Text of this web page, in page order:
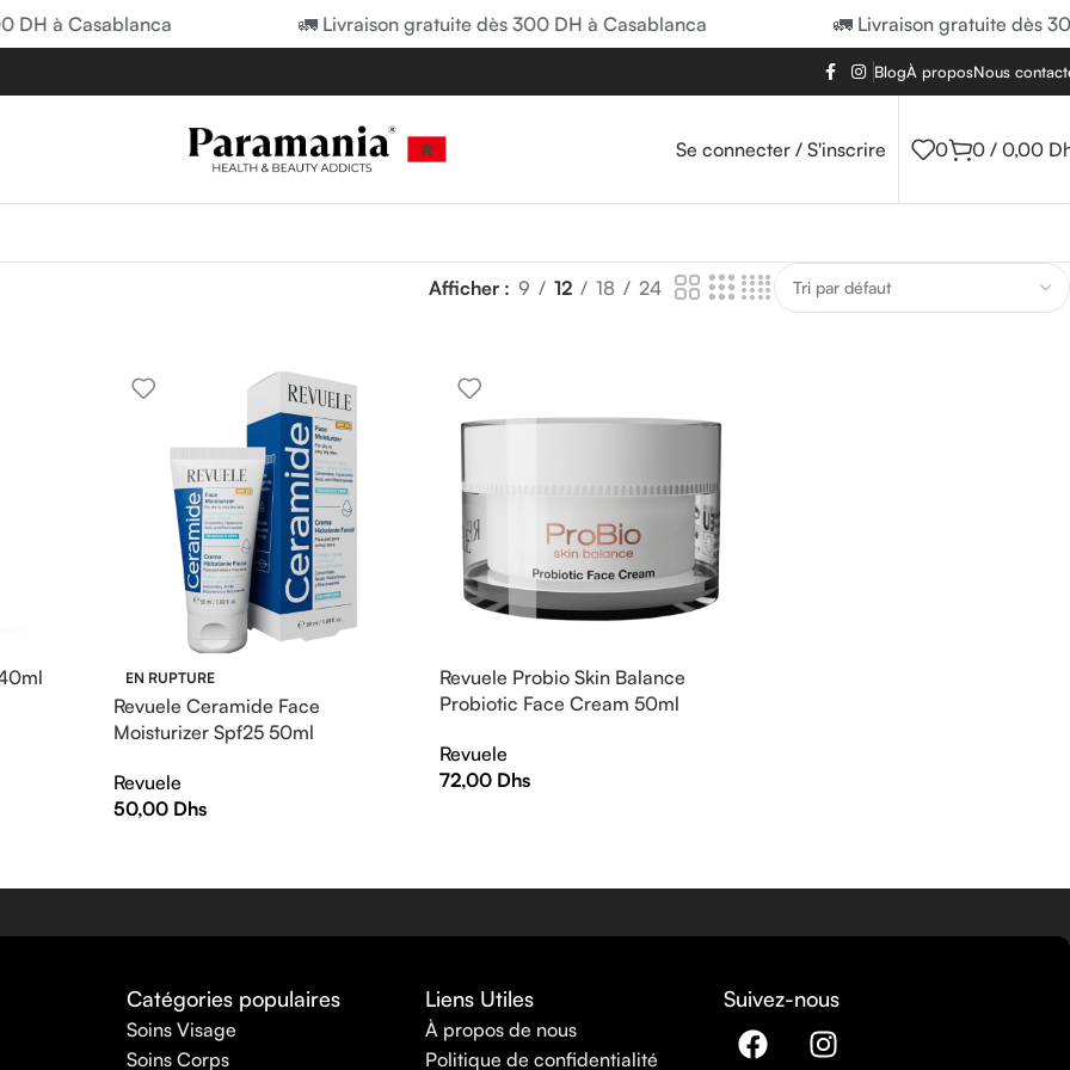
DH à Casablanca 🚛 Livraison gratuite dès 300 DH à Casablanca 🚛 Livraison gratuite dès
BlogÀ proposNous
Se connecter / S'inscrire 0 0 / 0,00
Afficher 9 12 18 24
EN RUPTURE
Revuele Ceramide Face
Moisturizer Spf25 50ml
Revuele
50,00 Dhs
Revuele Probio Skin Balance
Probiotic Face Cream 50ml
Revuele
72,00 Dhs
Catégories populaires
Soins Visage
Soins Corps
Liens Utiles
À propos de nous
Politique de confidentialité
Suivez-nous